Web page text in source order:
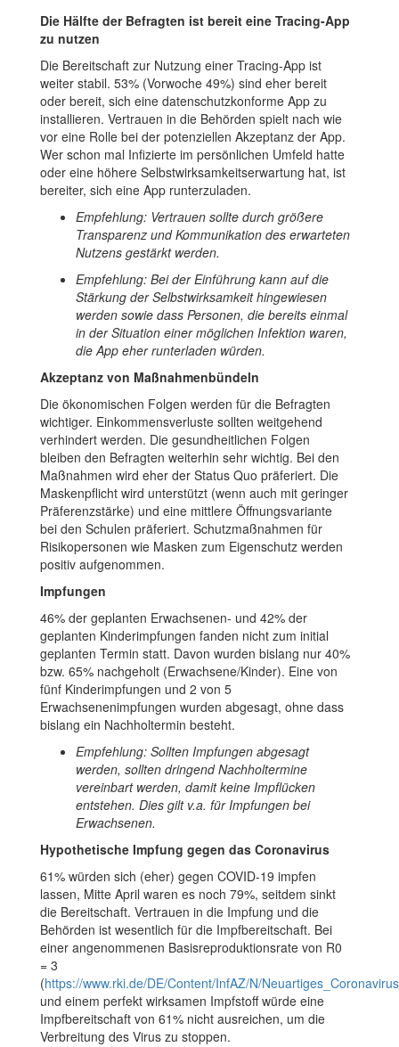
Die Hälfte der Befragten ist bereit eine Tracing-App
zu nutzen
Die Bereitschaft zur Nutzung einer Tracing-App ist
weiter stabil. 53% (Vorwoche 49%) sind eher bereit
oder bereit, sich eine datenschutzkonforme App zu
installieren. Vertrauen in die Behörden spielt nach wie
vor eine Rolle bei der potenziellen Akzeptanz der App.
Wer schon mal Infizierte im persönlichen Umfeld hatte
oder eine höhere Selbstwirksamkeitserwartung hat, ist
bereiter, sich eine App runterzuladen.
Empfehlung: Vertrauen sollte durch größere
Transparenz und Kommunikation des erwarteten
Nutzens gestärkt werden.
Empfehlung: Bei der Einführung kann auf die
Stärkung der Selbstwirksamkeit hingewiesen
werden sowie dass Personen, die bereits einmal
in der Situation einer möglichen Infektion waren,
die App eher runterladen würden.
Akzeptanz von Maßnahmenbündeln
Die ökonomischen Folgen werden für die Befragten
wichtiger. Einkommensverluste sollten weitgehend
verhindert werden. Die gesundheitlichen Folgen
bleiben den Befragten weiterhin sehr wichtig. Bei den
Maßnahmen wird eher der Status Quo präferiert. Die
Maskenpflicht wird unterstützt (wenn auch mit geringer
Präferenzstärke) und eine mittlere Öffnungsvariante
bei den Schulen präferiert. Schutzmaßnahmen für
Risikopersonen wie Masken zum Eigenschutz werden
positiv aufgenommen.
Impfungen
46% der geplanten Erwachsenen- und 42% der
geplanten Kinderimpfungen fanden nicht zum initial
geplanten Termin statt. Davon wurden bislang nur 40%
bzw. 65% nachgeholt (Erwachsene/Kinder). Eine von
fünf Kinderimpfungen und 2 von 5
Erwachsenenimpfungen wurden abgesagt, ohne dass
bislang ein Nachholtermin besteht.
Empfehlung: Sollten Impfungen abgesagt
werden, sollten dringend Nachholtermine
vereinbart werden, damit keine Impflücken
entstehen. Dies gilt v.a. für Impfungen bei
Erwachsenen.
Hypothetische Impfung gegen das Coronavirus
61% würden sich (eher) gegen COVID-19 impfen
lassen, Mitte April waren es noch 79%, seitdem sinkt
die Bereitschaft. Vertrauen in die Impfung und die
Behörden ist wesentlich für die Impfbereitschaft. Bei
einer angenommenen Basisreproduktionsrate von R0
= 3
(https://www.rki.de/DE/Content/InfAZ/N/
und einem perfekt wirksamen Impfstoff würde eine
Impfbereitschaft von 61% nicht ausreichen, um die
Verbreitung des Virus zu stoppen.